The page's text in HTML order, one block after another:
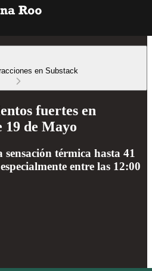
en Substack
fuertes en
19 de Mayo
térmica hasta 41
entre las 12:00